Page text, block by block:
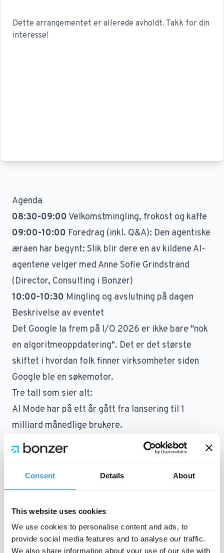
Consent Details About
This website uses cookies
We use cookies to personalise content and ads, to
provide social media features and to analyse our traffic.
We also share information about your use of our site with
Dette arrangementet er allerede avholdt. Takk for din
interesse!
Agenda
08:30-09:00 Velkomstmingling, frokost og kaffe
09:00-10:00 Foredrag (inkl. Q&A): Den agentiske
æraen har begynt: Slik blir dere en av kildene AI-
agentene velger med Anne Sofie Grindstrand
(Director, Consulting i Bonzer)
10:00-10:30 Mingling og avslutning på dagen
Beskrivelse av eventet
Det Google la frem på I/O 2026 er ikke bare "nok
en algoritmeoppdatering". Det er det største
skiftet i hvordan folk finner virksomheter siden
Google ble en søkemotor.
Tre tall som sier alt:
AI Mode har på ett år gått fra lansering til 1
milliard månedlige brukere.
AI Overviews er nå oppe på 2,5 milliarder.
Antallet søk i AI Mode dobles hvert kvartal.
Til sommeren ruller Google ut
Information
Agents. Personlige AI-agenter som kundene
deres setter opp én gang og lar jobbe døgnet
rundt. De gjennomsøker nettet, sorterer kildene,
samler svaret og utfører handlinger – ofte uten at